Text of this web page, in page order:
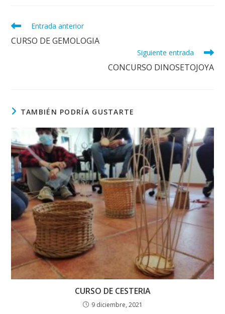
Leer
artículos
Entrada anterior
CURSO DE GEMOLOGIA
Siguiente entrada
CONCURSO DINOSETOJOYA
TAMBIÉN PODRÍA GUSTARTE
CURSO DE CESTERIA
9 diciembre, 2021